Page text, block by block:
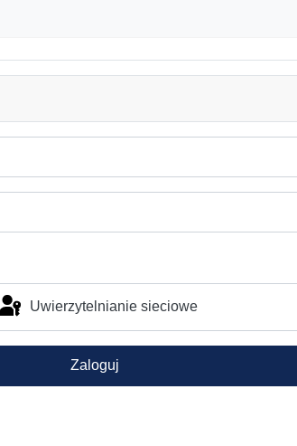
Uwierzytelnianie sieciowe
Zaloguj